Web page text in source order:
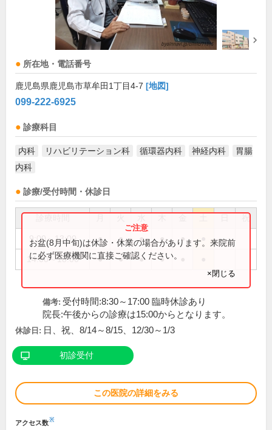
所在地・電話番号
鹿児島県鹿児島市草牟田1丁目4-7 [地図]
099-222-6925
診療科目
内科 リハビリテーション科 循環器内科 神経内科
胃腸
内科
診療/受付時間・休診日
祝
9:00～13:00 ● ● ● ● ●
14:00～18:00 ● ● ● ●
お盆(8月中旬)は休診・休業の場合があります。来院前
に必ず医療機関に直接ご確認ください。
×閉じる
備考: 受付時間:8:30～17:00 臨時休診あり
院長:午後からの診療は15:00からとなります。
休診日: 日、祝、8/14～8/15、12/30～1/3
初診受付
この医院の詳細をみる
アクセス数※